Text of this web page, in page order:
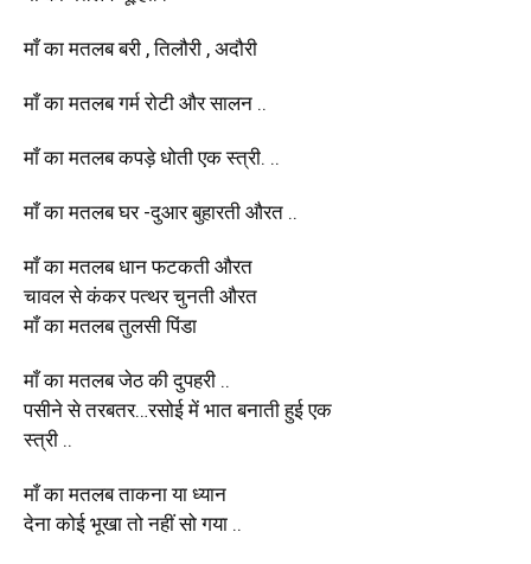
माँ का मतलब बरी , तिलौरी , अदौरी
माँ का मतलब गर्म रोटी और सालन ..
माँ का मतलब कपड़े धोती एक स्त्री. ..
माँ का मतलब घर -दुआर बुहारती औरत ..
माँ का मतलब धान फटकती औरत
चावल से कंकर पत्थर चुनती औरत
माँ का मतलब तुलसी पिंडा
माँ का मतलब जेठ की दुपहरी ..
पसीने से तरबतर…रसोई में भात बनाती हुई एक
स्त्री ..
माँ का मतलब ताकना या ध्यान
देना कोई भूखा तो नहीं सो गया ..